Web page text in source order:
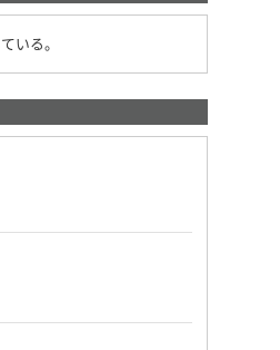
いる。